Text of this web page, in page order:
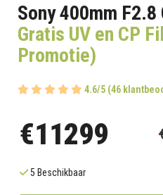
Sony 400mm F2.8
Gratis UV en CP
Promotie)
4.6/5 (46
€11299
5 Beschikbaar